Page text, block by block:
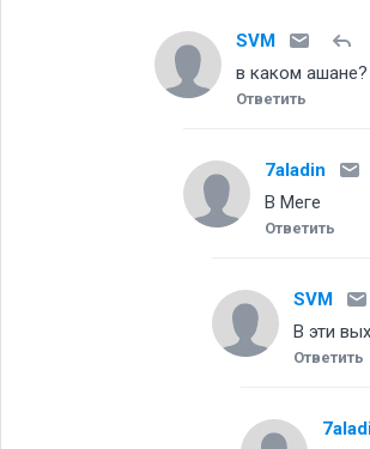
SVM
в каком ашане
Ответить
7aladin
В Меге
Ответить
SVM
В эти
Ответить